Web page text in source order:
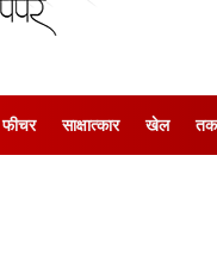
फीचर साक्षात्‍कार खेल